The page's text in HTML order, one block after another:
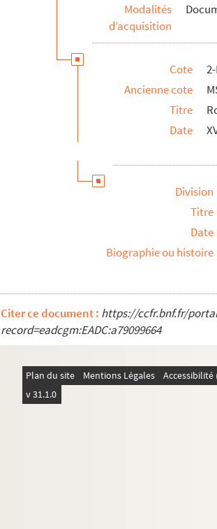
Modalités
d’acquisition
Cote
Ancienne cote
Titre
Date
Division
Titre
Date
Biographie ou histoire
Citer ce document : https://ccfr.bnf.fr/
record=eadcgm:EADC:a79099664
Plan du site Mentions Légales
v 31.1.0